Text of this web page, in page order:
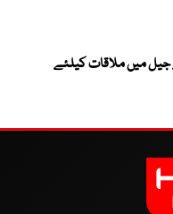
جیل میں ملاقات کیلئے